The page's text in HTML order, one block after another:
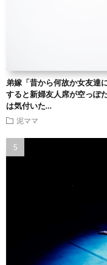
弟嫁「昔から何故か女友達
すると新婦友人席が空っぽ
は気付いた…
泥ママ